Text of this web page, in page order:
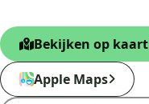
Bekijken op kaart
Apple Maps